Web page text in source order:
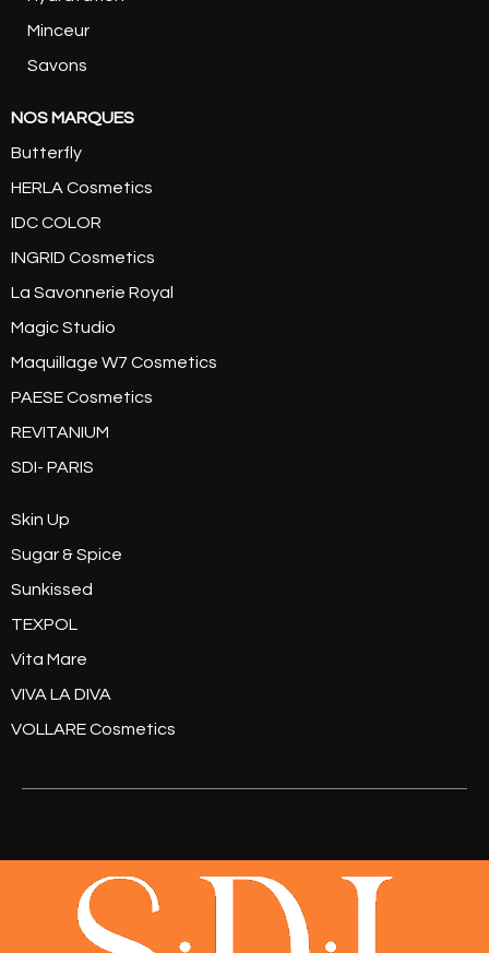
Minceur
Savons
NOS MARQUES
Butterfly
HERLA Cosmetics
IDC COLOR
INGRID Cosmetics
La Savonnerie Royal
Magic Studio
Maquillage W7 Cosmetics
PAESE Cosmetics
REVITANIUM
SDI- PARIS
Skin Up
Sugar & Spice
Sunkissed
TEXPOL
Vita Mare
VIVA LA DIVA
VOLLARE Cosmetics